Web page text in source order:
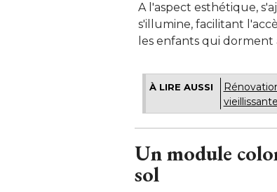
A l'aspect esthétique,
s'illumine, facilitant
les enfants qui dorment
À LIRE AUSSI
vieillissante
Un module
sol